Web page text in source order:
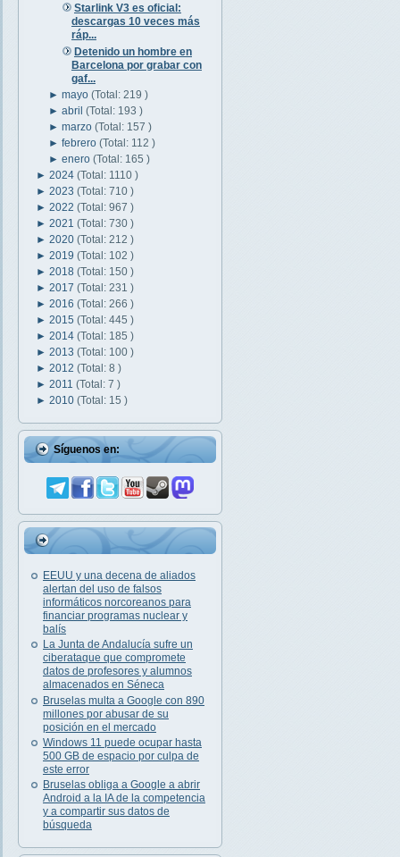
Starlink V3 es oficial:
descargas 10 veces más
ráp...
Detenido un hombre en
Barcelona por grabar con
gaf...
►mayo(Total: 219 )
►abril(Total: 193 )
►marzo(Total: 157 )
►febrero(Total: 112 )
►enero(Total: 165 )
► 2024 (Total: 1110 )
► 2023 (Total: 710 )
► 2022 (Total: 967 )
► 2021 (Total: 730 )
► 2020 (Total: 212 )
► 2019 (Total: 102 )
► 2018 (Total: 150 )
► 2017 (Total: 231 )
► 2016 (Total: 266 )
► 2015 (Total: 445 )
► 2014 (Total: 185 )
► 2013 (Total: 100 )
► 2012 (Total: 8 )
► 2011 (Total: 7 )
► 2010 (Total: 15 )
Síguenos en:
EEUU y una decena de aliados
alertan del uso de falsos
informáticos norcoreanos para
financiar programas nuclear y
balís
La Junta de Andalucía sufre un
ciberataque que compromete
datos de profesores y alumnos
almacenados en Séneca
Bruselas multa a Google con 890
millones por abusar de su
posición en el mercado
Windows 11 puede ocupar hasta
500 GB de espacio por culpa de
este error
Bruselas obliga a Google a abrir
Android a la IA de la competencia
y a compartir sus datos de
búsqueda